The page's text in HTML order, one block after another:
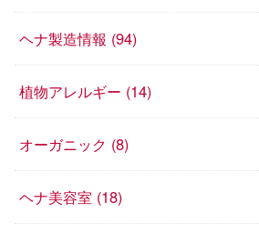
ヘナ製造情報 (94)
植物アレルギー (14)
オーガニック (8)
ヘナ美容室 (18)